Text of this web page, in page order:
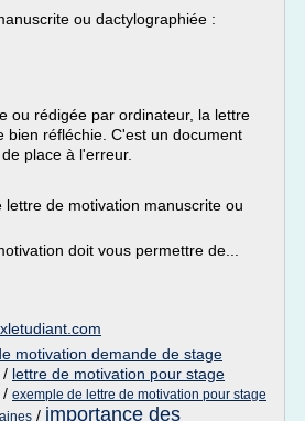
ou dactylographiée :
ou rédigée par ordinateur, la lettre
bien réfléchie. C'est un document
place à l'erreur.
de motivation manuscrite ou
doit vous permettre de...
motivation demande de stage
/ lettre de motivation pour stage
/ exemple de lettre de motivation pour stage
/ importance des